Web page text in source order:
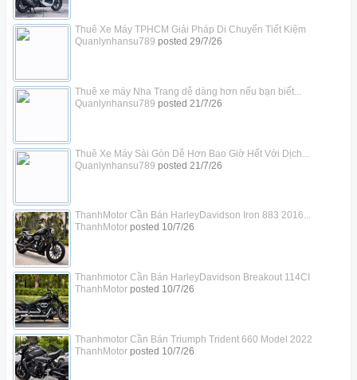
Thuê Xe Máy TPHCM Giải Pháp Di Chuyển Tiết Kiệm
Quanlynhansu789 posted 29/7/26
Thuê xe máy Nha Trang dễ dàng hơn nếu bạn biết...
Quanlynhansu789 posted 21/7/26
Thuê Xe Máy Sài Gòn Dễ Hơn Bao Giờ Hết Với Dịch...
Quanlynhansu789 posted 21/7/26
ThanhMotor Cần Bán HarleyDavidson Iron 883 2016...
ThanhMotorposted 10/7/26
Thanhmotor Cần Bán HarleyDavidson Breakout 114CI
ThanhMotorposted 10/7/26
Thanhmotor Cần Bán Triumph Trident 660 Model 2022
ThanhMotorposted 10/7/26